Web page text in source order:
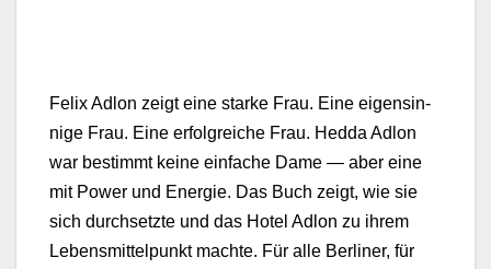
Felix Adlon zeigt eine starke Frau. Eine eigensin­
nige Frau. Eine erfol­gre­iche Frau. Hed­da Adlon
war bes­timmt keine ein­fache Dame — aber eine
mit Pow­er und Energie. Das Buch zeigt, wie sie
sich durch­set­zte und das Hotel Adlon zu ihrem
Lebens­mit­telpunkt machte. Für alle Berlin­er, für